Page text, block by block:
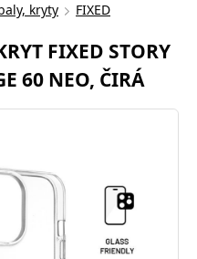
kryty FIXED
FIXED STORY
60 NEO, ČIRÁ